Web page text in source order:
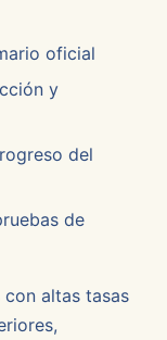
oficial
y
del
de
altas tasas